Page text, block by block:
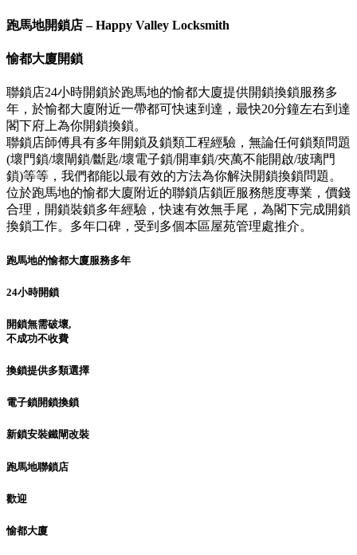
跑馬地開鎖店 – Happy Valley Locksmith
愉都大廈開鎖
聯鎖店24小時開鎖於跑馬地的愉都大廈提供開鎖換鎖服務多
年，於愉都大廈附近一帶都可快速到達，最快20分鐘左右到達
閣下府上為你開鎖換鎖。
聯鎖店師傅具有多年開鎖及鎖類工程經驗，無論任何鎖類問題
(壞門鎖/壞閘鎖/斷匙/壞電子鎖/開車鎖/夾萬不能開啟/玻璃門
鎖)等等，我們都能以最有效的方法為你解決開鎖換鎖問題。
位於跑馬地的愉都大廈附近的聯鎖店鎖匠服務態度專業，價錢
合理，開鎖裝鎖多年經驗，快速有效無手尾，為閣下完成開鎖
換鎖工作。多年口碑，受到多個本區屋苑管理處推介。
跑馬地的愉都大廈服務多年
24小時開鎖
開鎖無需破壞,
不成功不收費
換鎖提供多類選擇
電子鎖開鎖換鎖
新鎖安裝鐵閘改裝
跑馬地聯鎖店
歡迎
愉都大廈